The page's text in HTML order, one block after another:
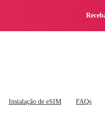
Instalação de eSIM FAQs